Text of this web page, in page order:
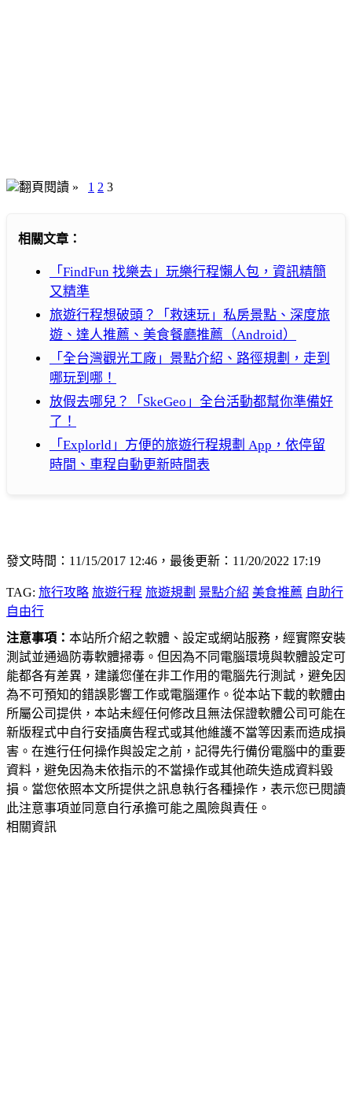
翻頁閱讀 » 1 2 3
相關文章：
「FindFun 找樂去」玩樂行程懶人包，資訊精簡
又精準
旅遊行程想破頭？「救速玩」私房景點、深度旅
遊、達人推薦、美食餐廳推薦（Android）
「全台灣觀光工廠」景點介紹、路徑規劃，走到
哪玩到哪！
放假去哪兒？「SkeGeo」全台活動都幫你準備好
了！
「Explorld」方便的旅遊行程規劃 App，依停留
時間、車程自動更新時間表
發文時間：11/15/2017 12:46，最後更新：11/20/2022 17:19
TAG: 旅行攻略 旅遊行程 旅遊規劃 景點介紹 美食推薦 自助行
自由行
注意事項： 本站所介紹之軟體、設定或網站服務，經實際安裝
測試並通過防毒軟體掃毒。但因為不同電腦環境與軟體設定可
能都各有差異，建議您僅在非工作用的電腦先行測試，避免因
為不可預知的錯誤影響工作或電腦運作。從本站下載的軟體由
所屬公司提供，本站未經任何修改且無法保證軟體公司可能在
新版程式中自行安插廣告程式或其他維護不當等因素而造成損
害。在進行任何操作與設定之前，記得先行備份電腦中的重要
資料，避免因為未依指示的不當操作或其他疏失造成資料毀
損。當您依照本文所提供之訊息執行各種操作，表示您已閱讀
此注意事項並同意自行承擔可能之風險與責任。
相關資訊